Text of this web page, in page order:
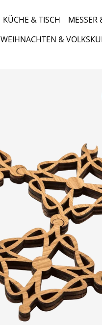
KÜCHE & TISCH MESSER
WEIHNACHTEN &